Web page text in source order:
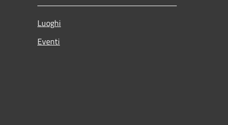
Luoghi
Eventi